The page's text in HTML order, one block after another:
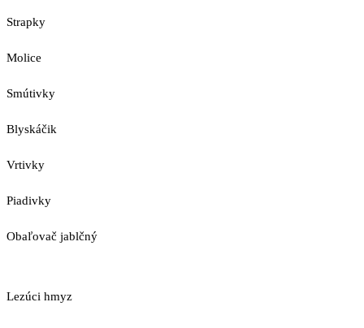
Strapky
Molice
Smútivky
Blyskáčik
Vrtivky
Piadivky
Obaľovač jablčný
Lezúci hmyz